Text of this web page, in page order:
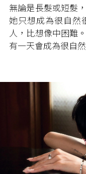
無論是長髮或短髮
她只想成為很自然
人，比想像中困難
有一天會成為很自然